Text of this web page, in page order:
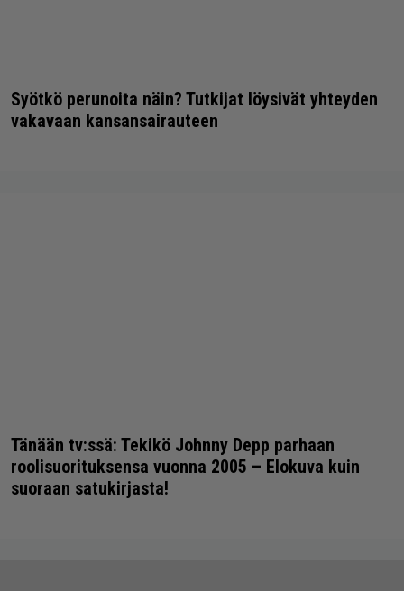
Syötkö perunoita näin? Tutkijat löysivät yhteyden
vakavaan kansansairauteen
Tänään tv:ssä: Tekikö Johnny Depp parhaan
roolisuorituksensa vuonna 2005 – Elokuva kuin
suoraan satukirjasta!